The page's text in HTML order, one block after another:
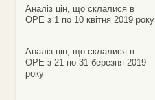
Аналіз цін, що склалися в
ОРЕ з 1 по 10 квітня 2019 року
Аналіз цін, що склалися в
ОРЕ з 21 по 31 березня 2019
року